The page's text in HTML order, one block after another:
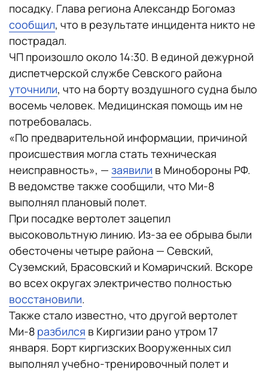
посадку. Глава региона Александр Богомаз
сообщил, что в результате инцидента никто не
пострадал.
ЧП произошло около 14:30. В единой дежурной
диспетчерской службе Севского района
уточнили, что на борту воздушного судна было
восемь человек. Медицинская помощь им не
потребовалась.
«По предварительной информации, причиной
происшествия могла стать техническая
неисправность», — заявили в Минобороны РФ.
В ведомстве также сообщили, что Ми-8
выполнял плановый полет.
При посадке вертолет зацепил
высоковольтную линию. Из-за ее обрыва были
обесточены четыре района — Севский,
Суземский, Брасовский и Комаричский. Вскоре
во всех округах электричество полностью
восстановили.
Также стало известно, что другой вертолет
Ми-8 разбился в Киргизии рано утром 17
января. Борт киргизских Вооруженных сил
выполнял учебно-тренировочный полет и